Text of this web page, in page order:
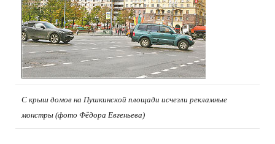
С крыш домов на Пушкинской площади исчезли рекламные
монстры (фото Фёдора Евгеньева)